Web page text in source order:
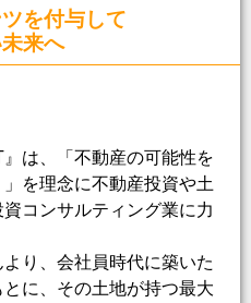
を付与して
来へ
』は、「不動産の可能性を
を理念に不動産投資や土
コンサルティング業に力
り、会社員時代に築いた
に、その土地が持つ最大